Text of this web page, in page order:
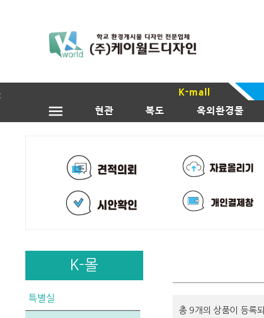
K-mall
현관
복도 옥외환경물
K-몰
특별실
총 9개의 상품이 등록